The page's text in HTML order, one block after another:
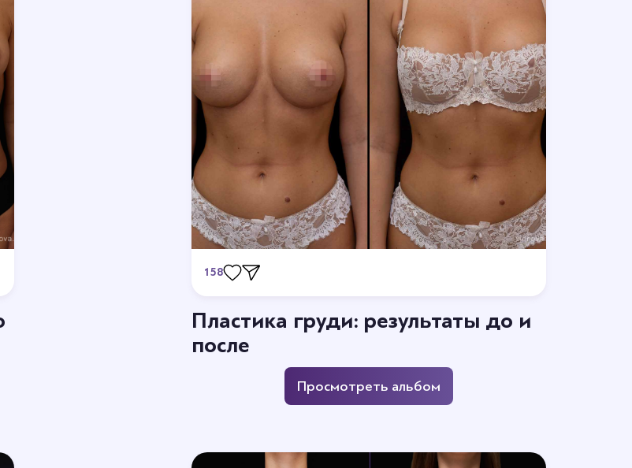
158
Станьте первым кто оставит отзыв.
Пластика груди: результаты до и
после
Просмотреть альбом